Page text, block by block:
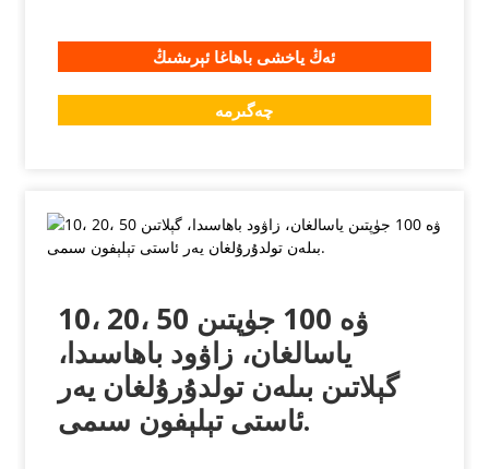
ئەڭ ياخشى باھاغا ئېرىشىڭ
چەگىرمە
10، 20، 50 ۋە 100 جۈپتىن
ياسالغان، زاۋود باھاسىدا،
گېلاتىن بىلەن تولدۇرۇلغان يەر
ئاستى تېلېفون سىمى.